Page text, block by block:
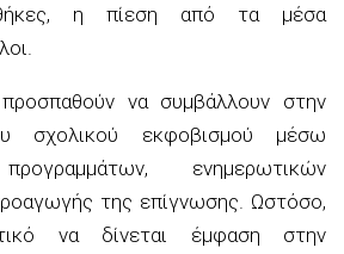
η πίεση από τα μέσα
να συμβάλλουν στην
σχολικού εκφοβισμού μέσω
ενημερωτικών
της επίγνωσης. Ωστόσο,
να δίνεται έμφαση στην